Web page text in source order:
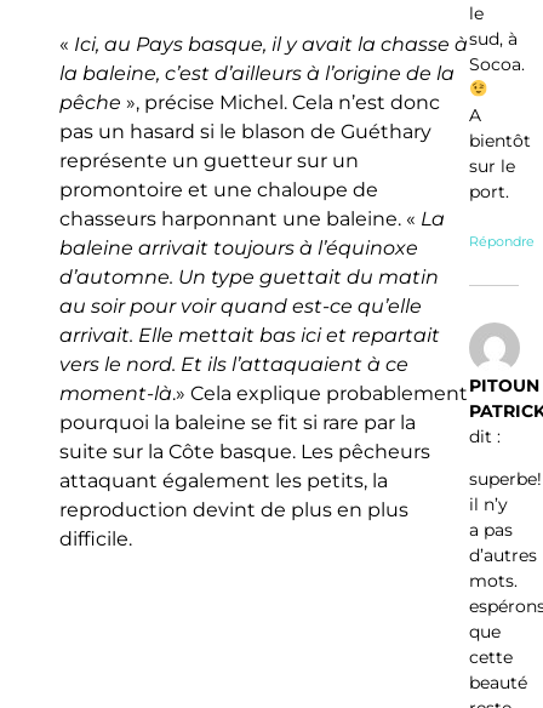
« Ici, au Pays basque, il y avait la chasse à
la baleine, c’est d’ailleurs à l’origine de la
pêche», précise Michel. Cela n’est donc
pas un hasard si le blason de Guéthary
représente un guetteur sur un
promontoire et une chaloupe de
chasseurs harponnant une baleine. « La
baleine arrivait toujours à l’équinoxe
d’automne. Un type guettait du matin
au soir pour voir quand est-ce qu’elle
arrivait. Elle mettait bas ici et repartait
vers le nord. Et ils l’attaquaient à ce
moment-là.» Cela explique probablement
pourquoi la baleine se fit si rare par la
suite sur la Côte basque. Les pêcheurs
attaquant également les petits, la
reproduction devint de plus en plus
difficile.
le
sud, à
Socoa.
A
bientôt
sur le
port.
Répondre
PITOUN
dit :
il n’y
a pas
d’autres
mots.
que
cette
beauté